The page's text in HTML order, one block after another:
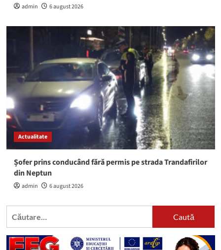
admin 6 august 2026
Actualitate
Șofer prins conducând fără permis pe strada Trandafirilor
din Neptun
admin 6 august 2026
Caută